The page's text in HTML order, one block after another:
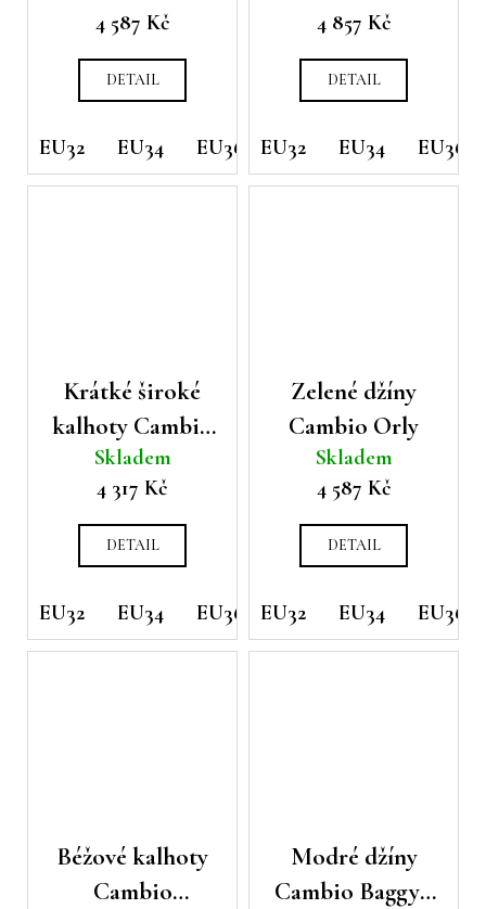
4 587 Kč
DETAIL
EU32 EU34 EU36 EU38 EU40 EU42
4 857 Kč
DETAIL
EU32 EU34 EU36
Krátké široké
kalhoty Cambio
Charlotte
Skladem
4 317 Kč
DETAIL
EU32 EU34 EU36 EU38 EU40 EU42
Zelené džíny
Cambio Orly
Skladem
4 587 Kč
DETAIL
EU32 EU34 EU36
Béžové kalhoty
Cambio
Modré džíny
Cambio Baggy s